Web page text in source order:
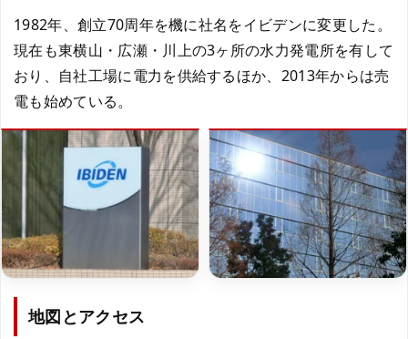
1982年、創立70周年を機に社名をイビデンに変更した。
現在も東横山・広瀬・川上の3ヶ所の水力発電所を有して
おり、自社工場に電力を供給するほか、2013年からは売
電も始めている。
地図とアクセス